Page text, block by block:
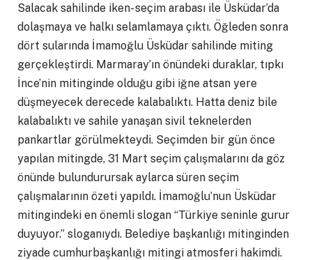
Salacak sahilinde iken- seçim arabası ile Üsküdar’da
dolaşmaya ve halkı selamlamaya çıktı. Öğleden sonra
dört sularında İmamoğlu Üsküdar sahilinde miting
gerçekleştirdi. Marmaray’ın önündeki duraklar, tıpkı
İnce’nin mitinginde olduğu gibi iğne atsan yere
düşmeyecek derecede kalabalıktı. Hatta deniz bile
kalabalıktı ve sahile yanaşan sivil teknelerden
pankartlar görülmekteydi. Seçimden bir gün önce
yapılan mitingde, 31 Mart seçim çalışmalarını da göz
önünde bulundurursak aylarca süren seçim
çalışmalarının özeti yapıldı. İmamoğlu’nun Üsküdar
mitingindeki en önemli slogan “Türkiye seninle gurur
duyuyor.” sloganıydı. Belediye başkanlığı mitinginden
ziyade cumhurbaşkanlığı mitingi atmosferi hakimdi.